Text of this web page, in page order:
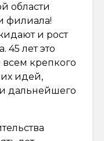
области
филиала!
и рост
45 лет это
крепкого
идей,
дальнейшего